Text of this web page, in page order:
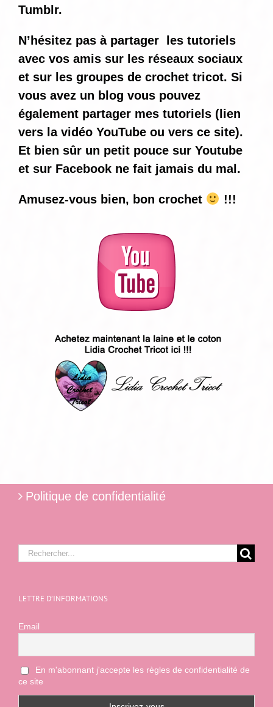
Tumblr.
N’hésitez pas à partager les tutoriels
avec vos amis sur les réseaux sociaux
et sur les groupes de crochet tricot. Si
vous avez un blog vous pouvez
également partager mes tutoriels (lien
vers la vidéo YouTube ou vers ce site).
Et bien sûr un petit pouce sur Youtube
et sur Facebook ne fait jamais du mal.
Amusez-vous bien, bon crochet !!!
Politique de confidentialité
Rechercher:
LETTRE D’INFORMATIONS
Email
En m'abonnant j'accepte les règles de confidentialité de
ce site